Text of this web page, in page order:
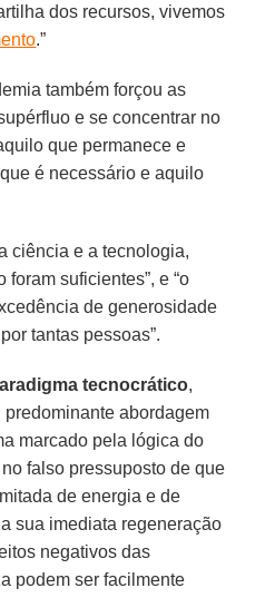
dos recursos, vivemos
.”
também forçou as
e se concentrar no
que permanece e
é necessário e aquilo
ciência e a tecnologia,
foram suficientes”, e “o
de generosidade
tantas pessoas”.
tecnocrático,
abordagem
marcado pela lógica do
falso pressuposto de que
de energia e de
sua imediata regeneração
negativos das
podem ser facilmente